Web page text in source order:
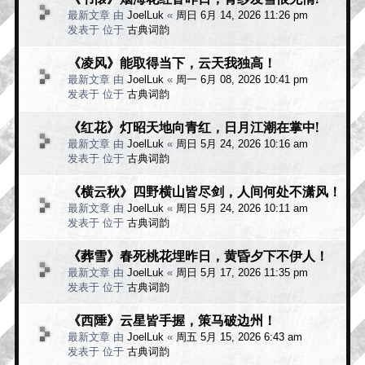
最新文章 由 JoelLuk « 周日 6月 14, 2026 11:26 pm
发表于 位于 古典词韵
《凌风》能取得当下，云天我独高！
最新文章 由 JoelLuk « 周一 6月 08, 2026 10:41 pm
发表于 位于 古典词韵
《红花》灯昭天地向青红，日月江潮在掌中!
最新文章 由 JoelLuk « 周日 5月 24, 2026 10:16 am
发表于 位于 古典词韵
《横云秋》四野横山皆尽剑，人间何处不潇风！
最新文章 由 JoelLuk « 周日 5月 24, 2026 10:11 am
发表于 位于 古典词韵
《葬雪》春死桃花埋昨日，黄昏夕下不伊人！
最新文章 由 JoelLuk « 周日 5月 17, 2026 11:35 pm
发表于 位于 古典词韵
《西陲》云星皆手握，策马破边州！
最新文章 由 JoelLuk « 周五 5月 15, 2026 6:43 am
发表于 位于 古典词韵